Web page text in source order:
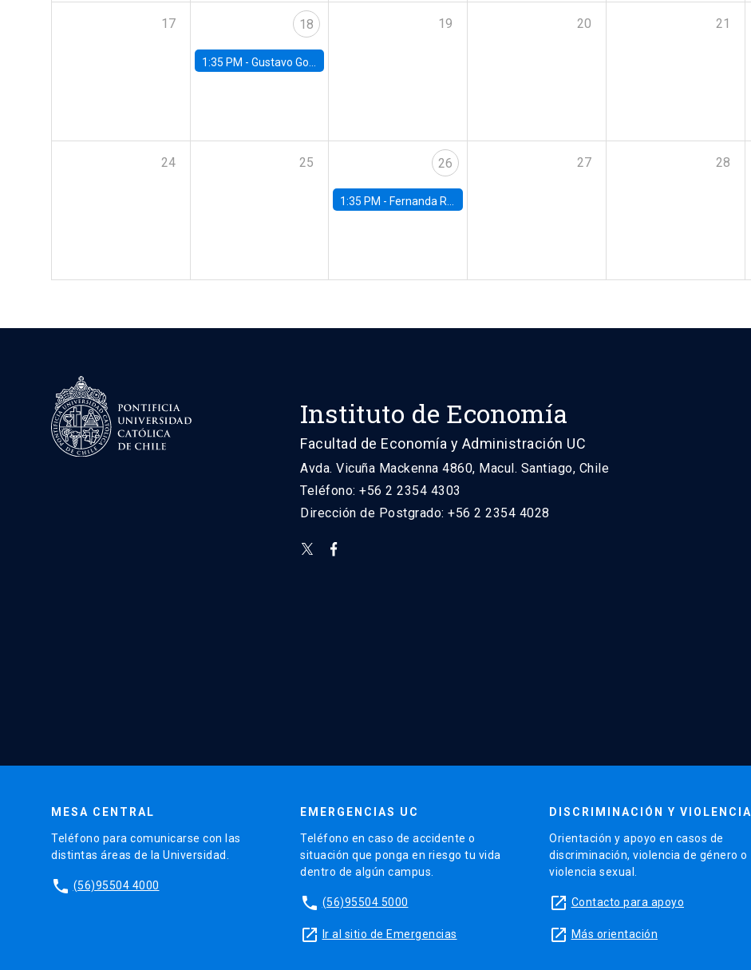
17 18
1:35 PM - Gustavo González, Banco Central de Chile
19 20 21
24 25 26
1:35 PM - Fernanda Rojas Ampuero, University of Wisconsin-Madison
27 28
Instituto de Economía
Facultad de Economía y Administración UC
Avda. Vicuña Mackenna 4860, Macul. Santiago, Chile
Teléfono: +56 2 2354 4303
Dirección de Postgrado: +56 2 2354 4028
MESA CENTRAL
Teléfono para comunicarse con las
distintas áreas de la Universidad.
phone (56)95504 4000
EMERGENCIAS UC
Teléfono en caso de accidente o
situación que ponga en riesgo tu vida
dentro de algún campus.
phone (56)95504 5000
launch Ir al sitio de Emergencias
DISCRIMINACIÓN Y VIOLENCIA
Orientación y apoyo en casos de
discriminación, violencia de género o
violencia sexual.
launch Contacto para apoyo
launch Más orientación